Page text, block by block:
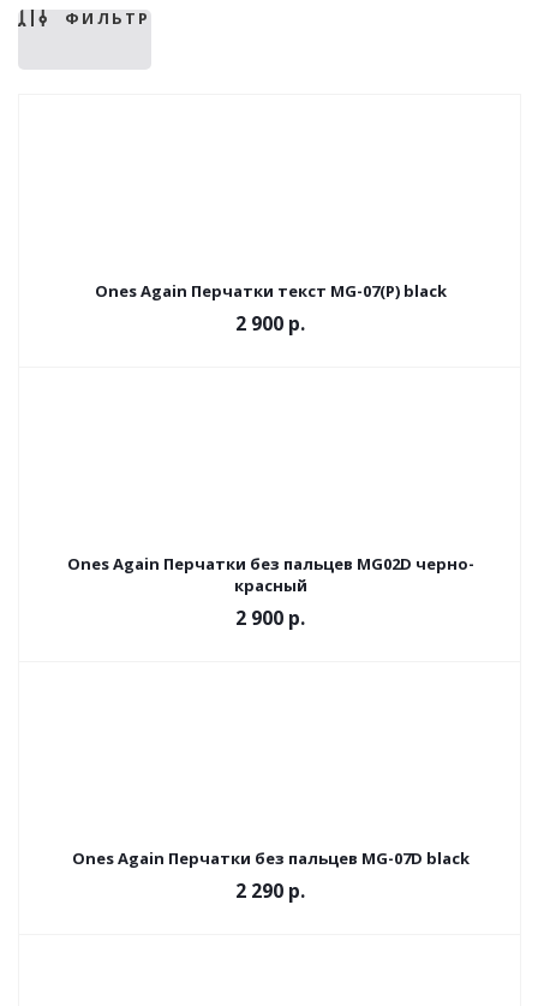
ФИЛЬТР
Ones Again Перчатки текст MG-07(P) black
2 900 р.
Ones Again Перчатки без пальцев MG02D черно-
красный
2 900 р.
Ones Again Перчатки без пальцев MG-07D black
2 290 р.